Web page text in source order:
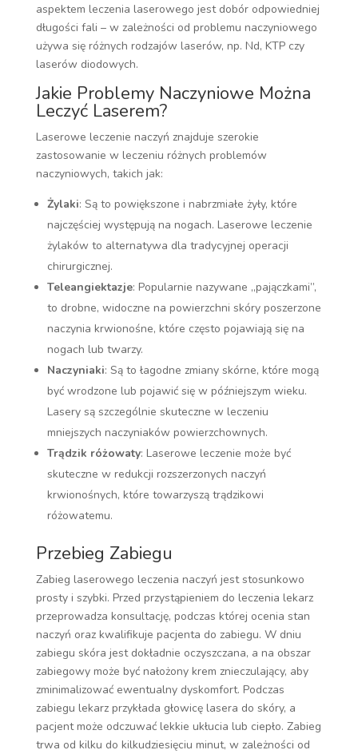
aspektem leczenia laserowego jest dobór odpowiedniej
długości fali – w zależności od problemu naczyniowego
używa się różnych rodzajów laserów, np. Nd, KTP czy
laserów diodowych.
Jakie Problemy Naczyniowe Można
Leczyć Laserem?
Laserowe leczenie naczyń znajduje szerokie
zastosowanie w leczeniu różnych problemów
naczyniowych, takich jak:
Żylaki: Są to powiększone i nabrzmiałe żyły, które
najczęściej występują na nogach. Laserowe leczenie
żylaków to alternatywa dla tradycyjnej operacji
chirurgicznej.
Teleangiektazje: Popularnie nazywane „pajączkami”,
to drobne, widoczne na powierzchni skóry poszerzone
naczynia krwionośne, które często pojawiają się na
nogach lub twarzy.
Naczyniaki: Są to łagodne zmiany skórne, które mogą
być wrodzone lub pojawić się w późniejszym wieku.
Lasery są szczególnie skuteczne w leczeniu
mniejszych naczyniaków powierzchownych.
Trądzik różowaty: Laserowe leczenie może być
skuteczne w redukcji rozszerzonych naczyń
krwionośnych, które towarzyszą trądzikowi
różowatemu.
Przebieg Zabiegu
Zabieg laserowego leczenia naczyń jest stosunkowo
prosty i szybki. Przed przystąpieniem do leczenia lekarz
przeprowadza konsultację, podczas której ocenia stan
naczyń oraz kwalifikuje pacjenta do zabiegu. W dniu
zabiegu skóra jest dokładnie oczyszczana, a na obszar
zabiegowy może być nałożony krem znieczulający, aby
zminimalizować ewentualny dyskomfort. Podczas
zabiegu lekarz przykłada głowicę lasera do skóry, a
pacjent może odczuwać lekkie ukłucia lub ciepło. Zabieg
trwa od kilku do kilkudziesięciu minut, w zależności od